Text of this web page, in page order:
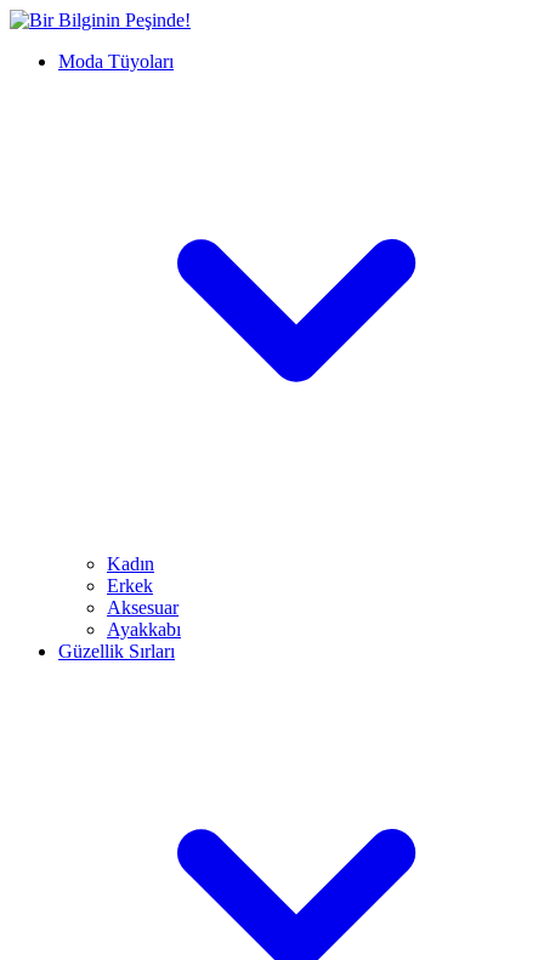
İçeriğe
Bir
Peşinde!Moda Tüyoları
Kadın
Erkek
Aksesuar
Ayakkabı
Güzellik Sırları